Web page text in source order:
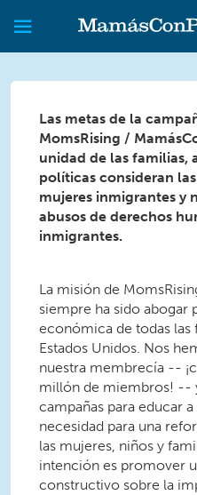
Skip to main content
Skip to main content
Las metas de la
MomsRising /
unidad de las familias,
políticas consideran
mujeres inmigrantes y
abusos de derechos
inmigrantes.
La misión de
siempre ha sido abogar
económica de todas las
Estados Unidos. Nos
nuestra membrecía --
millón de miembros! --
campañas para educar
necesidad para una
las mujeres, niños y
intención es promover
constructivo sobre la